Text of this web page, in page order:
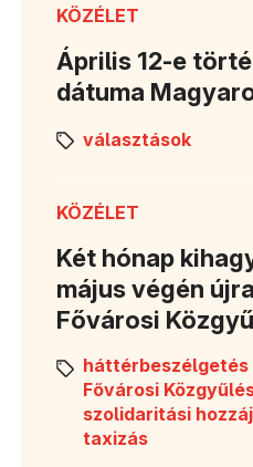
KÖZÉLET
Április 12-e
dátuma
választások
KÖZÉLET
Két hónap
május végén
Fővárosi
háttérbeszélgetés
Fővárosi
szolidaritási
taxizás